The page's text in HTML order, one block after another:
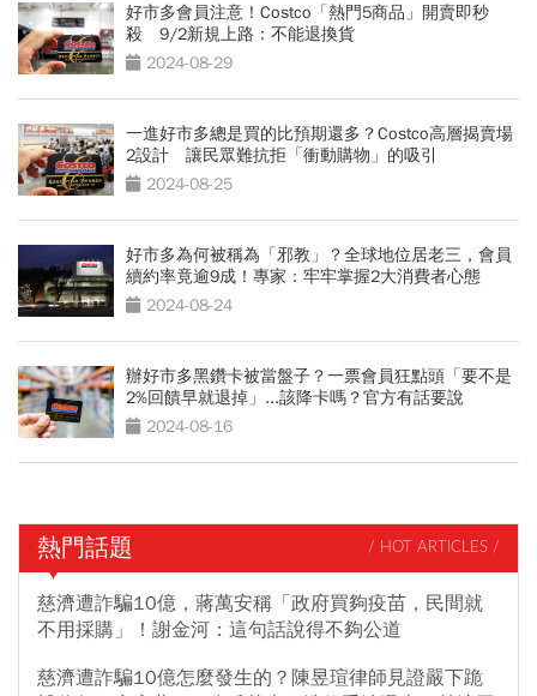
好市多會員注意！Costco「熱門5商品」開賣即秒
殺 9/2新規上路：不能退換貨
2024-08-29
一進好市多總是買的比預期還多？Costco高層揭賣場
2設計 讓民眾難抗拒「衝動購物」的吸引
2024-08-25
好市多為何被稱為「邪教」？全球地位居老三，會員
續約率竟逾9成！專家：牢牢掌握2大消費者心態
2024-08-24
辦好市多黑鑽卡被當盤子？一票會員狂點頭「要不是
2%回饋早就退掉」...該降卡嗎？官方有話要說
2024-08-16
熱門話題 / HOT ARTICLES /
慈濟遭詐騙10億，蔣萬安稱「政府買夠疫苗，民間就
不用採購」！謝金河：這句話說得不夠公道
慈濟遭詐騙10億怎麼發生的？陳昱瑄律師見證嚴下跪